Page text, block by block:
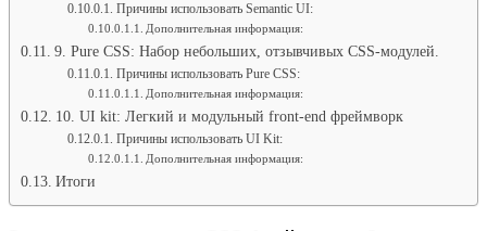
Причины использовать Semantic UI:
Дополнительная информация:
9. Pure CSS: Набор небольших, отзывчивых CSS-модулей.
Причины использовать Pure CSS:
Дополнительная информация:
10. UI kit: Легкий и модульный front-end фреймворк
Причины использовать UI Kit:
Дополнительная информация:
Итоги